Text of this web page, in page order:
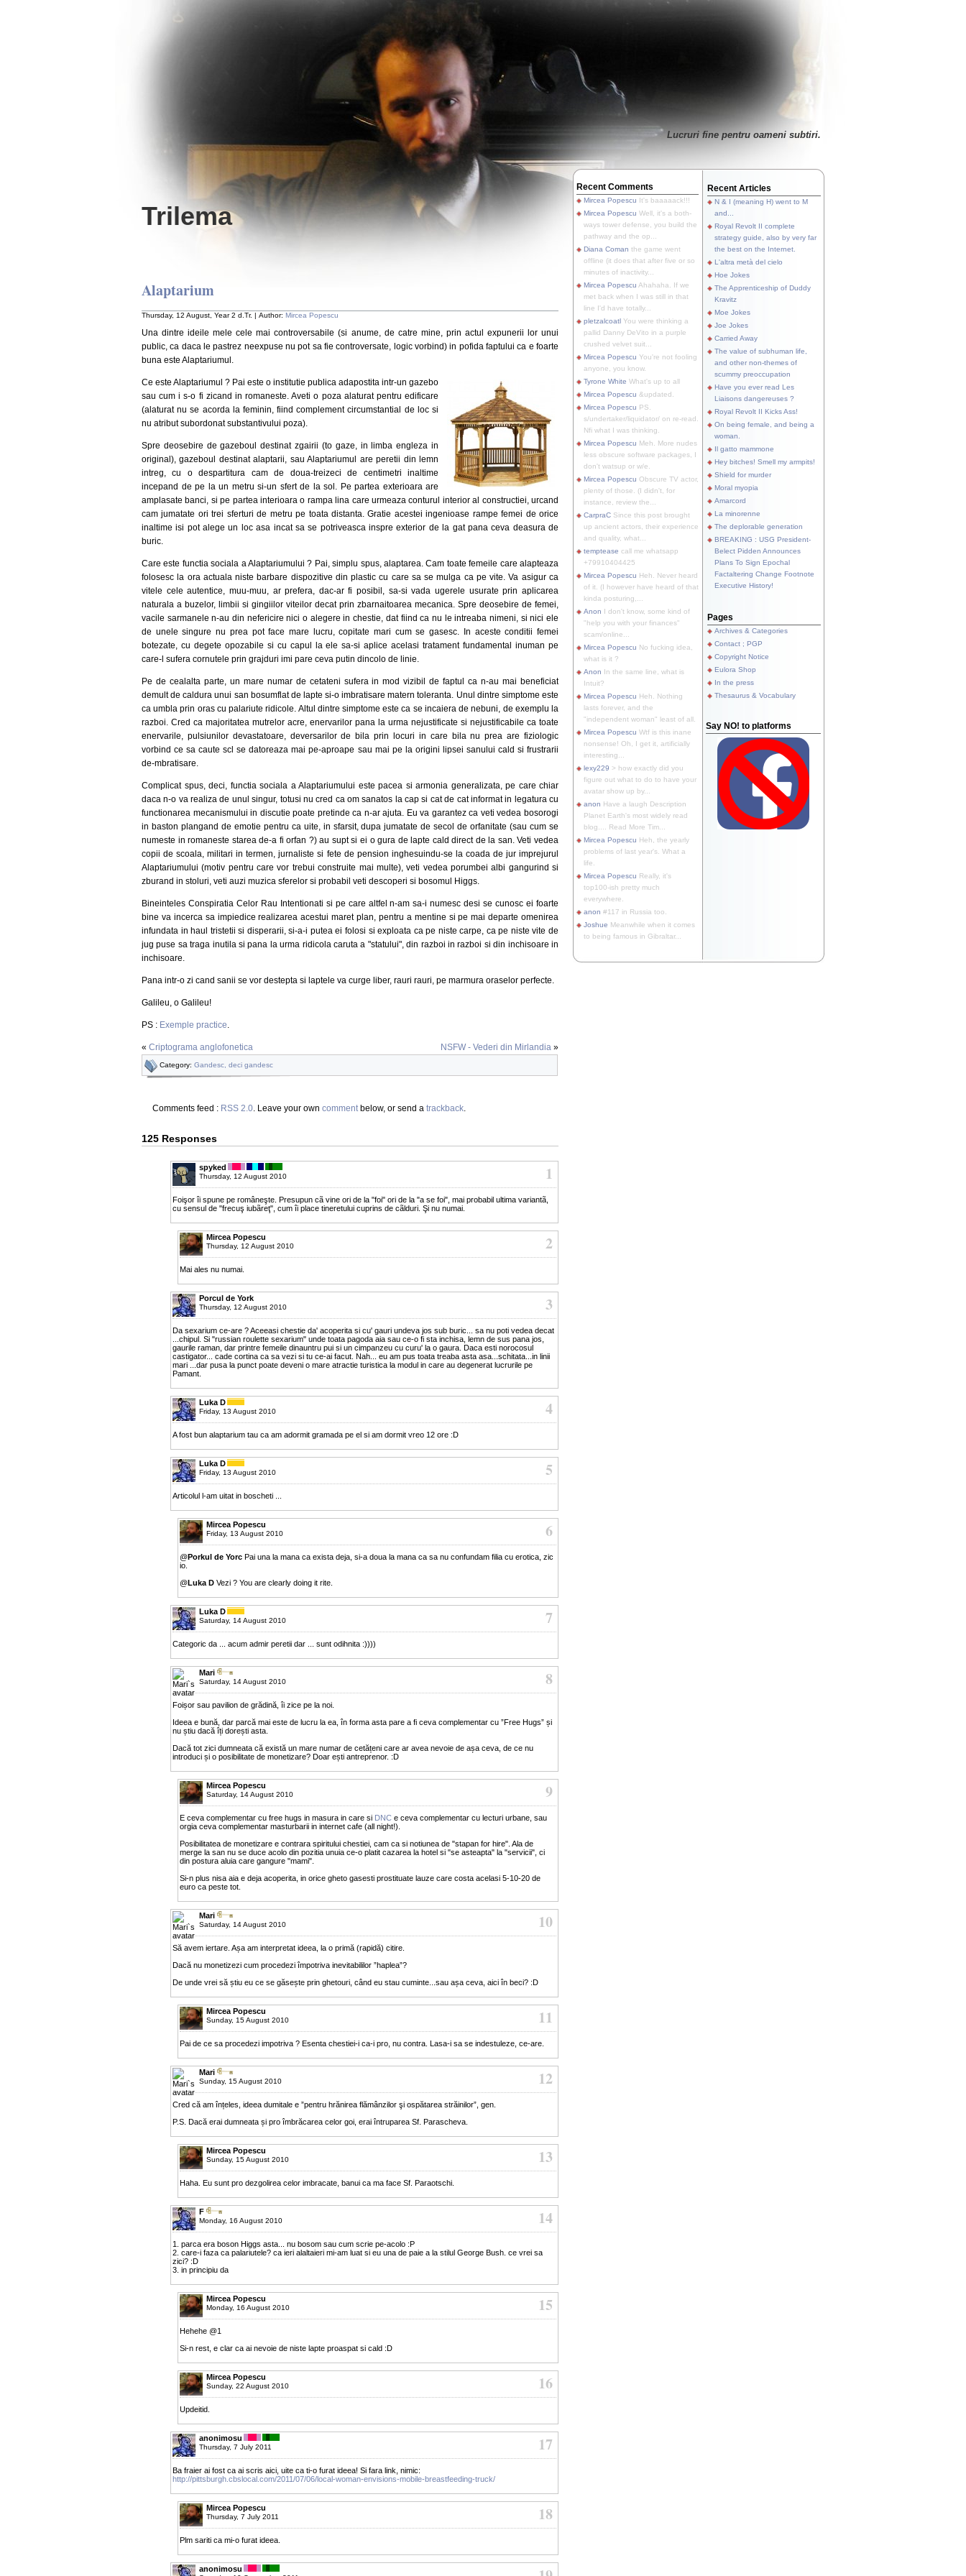
Trilema
Lucruri fine pentru oameni subtiri.
Alaptarium
Thursday, 12 August, Year 2 d.Tr. | Author: Mircea Popescu
Una dintre ideile mele cele mai controversabile (si anume, de catre mine, prin actul expunerii lor unui
public, ca daca le pastrez neexpuse nu pot sa fie controversate, logic vorbind) in pofida faptului ca e foarte
buna este Alaptariumul.
Ce este Alaptariumul ? Pai este o institutie publica adapostita intr-un gazebo
sau cum i s-o fi zicand in romaneste. Aveti o poza alaturat pentru edificare
(alaturat nu se acorda la feminin, fiind complement circumstantial de loc si
nu atribut subordonat substantivului poza).
Spre deosebire de gazeboul destinat zgairii (to gaze, in limba engleza in
original), gazeboul destinat alaptarii, sau Alaptariumul are peretii din lemn
intreg, cu o despartitura cam de doua-treizeci de centimetri inaltime
incepand de pe la un metru si-un sfert de la sol. Pe partea exterioara are
amplasate banci, si pe partea interioara o rampa lina care urmeaza conturul interior al constructiei, urcand
cam jumatate ori trei sferturi de metru pe toata distanta. Gratie acestei ingenioase rampe femei de orice
inaltime isi pot alege un loc asa incat sa se potriveasca inspre exterior de la gat pana ceva deasura de
buric.
Care este functia sociala a Alaptariumului ? Pai, simplu spus, alaptarea. Cam toate femeile care alapteaza
folosesc la ora actuala niste barbare dispozitive din plastic cu care sa se mulga ca pe vite. Va asigur ca
vitele cele autentice, muu-muu, ar prefera, dac-ar fi posibil, sa-si vada ugerele usurate prin aplicarea
naturala a buzelor, limbii si gingiilor viteilor decat prin zbarnaitoarea mecanica. Spre deosebire de femei,
vacile sarmanele n-au din nefericire nici o alegere in chestie, dat fiind ca nu le intreaba nimeni, si nici ele
de unele singure nu prea pot face mare lucru, copitate mari cum se gasesc. In aceste conditii femei
botezate, cu degete opozabile si cu capul la ele sa-si aplice acelasi tratament fundamental inuman pe
care-l sufera cornutele prin grajduri imi pare ceva putin dincolo de linie.
Pe de cealalta parte, un mare numar de cetateni sufera in mod vizibil de faptul ca n-au mai beneficiat
demult de caldura unui san bosumflat de lapte si-o imbratisare matern toleranta. Unul dintre simptome este
ca umbla prin oras cu palariute ridicole. Altul dintre simptome este ca se incaiera de nebuni, de exemplu la
razboi. Cred ca majoritatea mutrelor acre, enervarilor pana la urma nejustificate si nejustificabile ca toate
enervarile, pulsiunilor devastatoare, deversarilor de bila prin locuri in care bila nu prea are fiziologic
vorbind ce sa caute scl se datoreaza mai pe-aproape sau mai pe la origini lipsei sanului cald si frustrarii
de-mbratisare.
Complicat spus, deci, functia sociala a Alaptariumului este pacea si armonia generalizata, pe care chiar
daca n-o va realiza de unul singur, totusi nu cred ca om sanatos la cap si cat de cat informat in legatura cu
functionarea mecanismului in discutie poate pretinde ca n-ar ajuta. Eu va garantez ca veti vedea bosorogi
in baston plangand de emotie pentru ca uite, in sfarsit, dupa jumatate de secol de orfanitate (sau cum se
numeste in romaneste starea de-a fi orfan ?) au supt si ei o gura de lapte cald direct de la san. Veti vedea
copii de scoala, militari in termen, jurnaliste si fete de pension inghesuindu-se la coada de jur imprejurul
Alaptariumului (motiv pentru care vor trebui construite mai multe), veti vedea porumbei albi gangurind si
zburand in stoluri, veti auzi muzica sferelor si probabil veti descoperi si bosomul Higgs.
Bineinteles Conspiratia Celor Rau Intentionati si pe care altfel n-am sa-i numesc desi se cunosc ei foarte
bine va incerca sa impiedice realizarea acestui maret plan, pentru a mentine si pe mai departe omenirea
infundata in haul tristetii si disperarii, si-a-i putea ei folosi si exploata ca pe niste carpe, ca pe niste vite de
jug puse sa traga inutila si pana la urma ridicola caruta a "statului", din razboi in razboi si din inchisoare in
inchisoare.
Pana intr-o zi cand sanii se vor destepta si laptele va curge liber, rauri rauri, pe marmura oraselor perfecte.
Galileu, o Galileu!
PS : Exemple practice
« Criptograma anglofonetica NSFW - Vederi din Mirlandia »
Category: Gandesc, deci gandesc
Comments feed : RSS 2.0 . Leave your own comment below, or send a trackback
125 Responses
1
spyked
Thursday, 12 August 2010
Foişor îi spune pe româneşte. Presupun cã vine ori de la "foi" ori de la "a se foi", mai probabil ultima variantã,
cu sensul de "frecuş iubãreţ", cum îi place tineretului cuprins de cãlduri. Şi nu numai.
2
Mircea Popescu
Thursday, 12 August 2010
Mai ales nu numai.
3
Porcul de York
Thursday, 12 August 2010
Da sexarium ce-are ? Aceeasi chestie da' acoperita si cu' gauri undeva jos sub buric... sa nu poti vedea decat
...chipul. Si "russian roulette sexarium" unde toata pagoda aia sau ce-o fi sta inchisa, lemn de sus pana jos,
gaurile raman, dar printre femeile dinauntru pui si un cimpanzeu cu curu' la o gaura. Daca esti norocosul
castigator... cade cortina ca sa vezi si tu ce-ai facut. Nah... eu am pus toata treaba asta asa...schitata...in linii
mari ...dar pusa la punct poate deveni o mare atractie turistica la modul in care au degenerat lucrurile pe
Pamant.
4
Luka D
Friday, 13 August 2010
A fost bun alaptarium tau ca am adormit gramada pe el si am dormit vreo 12 ore :D
5
Luka D
Friday, 13 August 2010
Articolul l-am uitat in boscheti ...
6
Mircea Popescu
Friday, 13 August 2010
@Porkul de Yorc Pai una la mana ca exista deja, si-a doua la mana ca sa nu confundam filia cu erotica, zic
io.
@Luka D Vezi ? You are clearly doing it rite.
7
Luka D
Saturday, 14 August 2010
Categoric da ... acum admir peretii dar ... sunt odihnita :))))
8
Mari
Saturday, 14 August 2010
Foișor sau pavilion de grădină, îi zice pe la noi.
Ideea e bună, dar parcă mai este de lucru la ea, în forma asta pare a fi ceva complementar cu ”Free Hugs” și
nu știu dacă îți dorești asta.
Dacă tot zici dumneata că există un mare numar de cetățeni care ar avea nevoie de așa ceva, de ce nu
introduci și o posibilitate de monetizare? Doar ești antreprenor. :D
9
Mircea Popescu
Saturday, 14 August 2010
E ceva complementar cu free hugs in masura in care si DNC e ceva complementar cu lecturi urbane, sau
orgia ceva complementar masturbarii in internet cafe (all night!).
Posibilitatea de monetizare e contrara spiritului chestiei, cam ca si notiunea de "stapan for hire". Ala de
merge la san nu se duce acolo din pozitia unuia ce-o platit cazarea la hotel si "se asteapta" la "servicii", ci
din postura aluia care gangure "mami".
Si-n plus nisa aia e deja acoperita, in orice gheto gasesti prostituate lauze care costa acelasi 5-10-20 de
euro ca peste tot.
10
Mari
Saturday, 14 August 2010
Să avem iertare. Așa am interpretat ideea, la o primă (rapidă) citire.
Dacă nu monetizezi cum procedezi împotriva inevitabililor ”haplea”?
De unde vrei să știu eu ce se găsește prin ghetouri, când eu stau cuminte...sau așa ceva, aici în beci? :D
11
Mircea Popescu
Sunday, 15 August 2010
Pai de ce sa procedezi impotriva ? Esenta chestiei-i ca-i pro, nu contra. Lasa-i sa se indestuleze, ce-are.
12
Mari
Sunday, 15 August 2010
Cred că am înțeles, ideea dumitale e ”pentru hrănirea flămânzilor şi ospătarea străinilor”, gen.
P.S. Dacă erai dumneata și pro îmbrăcarea celor goi, erai întruparea Sf. Parascheva.
13
Mircea Popescu
Sunday, 15 August 2010
Haha. Eu sunt pro dezgolirea celor imbracate, banui ca ma face Sf. Paraotschi.
14
F
Monday, 16 August 2010
1. parca era boson Higgs asta... nu bosom sau cum scrie pe-acolo :P
2. care-i faza ca palariutele? ca ieri alaltaieri mi-am luat si eu una de paie a la stilul George Bush. ce vrei sa
zici? :D
3. in principiu da
15
Mircea Popescu
Monday, 16 August 2010
Hehehe @1
Si-n rest, e clar ca ai nevoie de niste lapte proaspat si cald :D
16
Mircea Popescu
Sunday, 22 August 2010
Updeitid.
17
anonimosu
Thursday, 7 July 2011
Ba fraier ai fost ca ai scris aici, uite ca ti-o furat ideea! Si fara link, nimic:
http://pittsburgh.cbslocal.com/2011/07/06/local-woman-envisions-mobile-breastfeeding-truck/
18
Mircea Popescu
Thursday, 7 July 2011
Plm sariti ca mi-o furat ideea.
anonimosu
Recent Comments
Mircea Popescu It's baaaaack!!!
Mircea Popescu Well, it's a both-
ways tower defense, you build the
pathway and the op...
Diana Coman the game went
offline (it does that after five or so
minutes of inactivity...
Mircea Popescu Ahahaha. If we
met back when I was still in that
line I'd have totally...
pletzalcoatl You were thinking a
pallid Danny DeVito in a purple
crushed velvet suit...
Mircea Popescu You're not fooling
anyone, you know.
Tyrone White What's up to all
Mircea Popescu &updated.
Mircea Popescu PS.
s/undertaker/liquidator/ on re-read.
Nfi what I was thinking.
Mircea Popescu Meh. More nudes
less obscure software packages, I
don't watsup or w/e.
Mircea Popescu Obscure TV actor,
plenty of those. (I didn't, for
instance, review the...
CarpraC Since this post brought
up ancient actors, their experience
and quality, what...
temptease call me whatsapp
+79910404425
Mircea Popescu Heh. Never heard
of it. (I however have heard of that
kinda posturing,...
Anon I don't know, some kind of
"help you with your finances"
scam/online...
Mircea Popescu No fucking idea,
what is it ?
Anon In the same line, what is
Intuit?
Mircea Popescu Heh. Nothing
lasts forever, and the
"independent woman" least of all.
Mircea Popescu Wtf is this inane
nonsense! Oh, I get it, artificially
interesting...
lexy229 > how exactly did you
figure out what to do to have your
avatar show up by...
anon Have a laugh Description
Planet Earth's most widely read
blog.... Read More Tim...
Mircea Popescu Heh, the yearly
problems of last year's. What a
life.
Mircea Popescu Really, it's
top100-ish pretty much
everywhere.
anon #117 in Russia too.
Joshue Meanwhile when it comes
to being famous in Gibraltar...
Recent Articles
N & I (meaning H) went to M
and...
Royal Revolt II complete
strategy guide, also by very far
the best on the Internet.
L'altra metà del cielo
Hoe Jokes
The Apprenticeship of Duddy
Kravitz
Moe Jokes
Joe Jokes
Carried Away
The value of subhuman life,
and other non-themes of
scummy preoccupation
Have you ever read Les
Liaisons dangereuses ?
Royal Revolt II Kicks Ass!
On being female, and being a
woman.
Il gatto mammone
Hey bitches! Smell my armpits!
Shield for murder
Moral myopia
Amarcord
La minorenne
The deplorable generation
BREAKING : USG President-
Belect Pidden Announces
Plans To Sign Epochal
Factaltering Change Footnote
Executive History!
Pages
Archives & Categories
Contact ; PGP
Copyright Notice
Eulora Shop
In the press
Thesaurus & Vocabulary
Say NO! to platforms